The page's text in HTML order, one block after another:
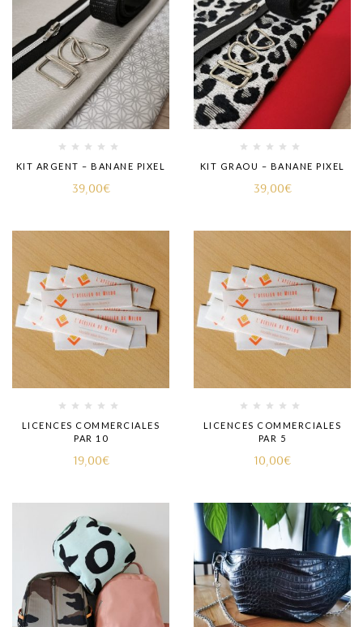
KIT ARGENT – BANANE PIXEL
39,00€
KIT GRAOU – BANANE PIXEL
39,00€
LICENCES COMMERCIALES
PAR 10
19,00€
LICENCES COMMERCIALES
PAR 5
10,00€